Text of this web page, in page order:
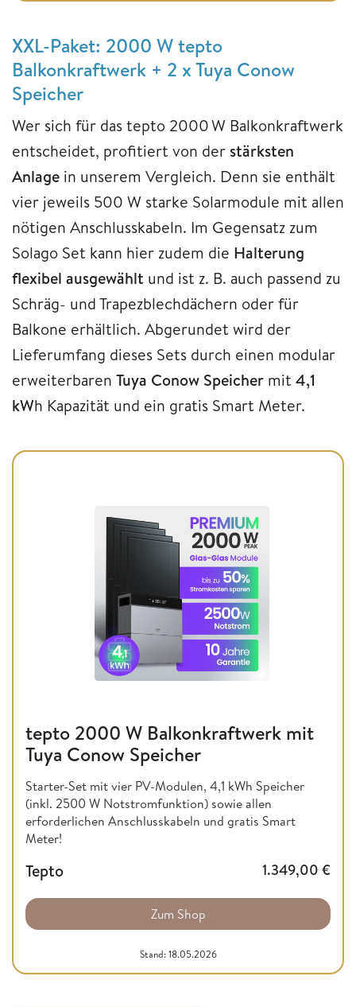
XXL-Paket: 2000 W tepto
Balkonkraftwerk + 2 x Tuya Conow
Speicher
Wer sich für das tepto 2000 W Balkonkraftwerk
entscheidet, profitiert von der stärksten
Anlage in unserem Vergleich. Denn sie enthält
vier jeweils 500 W starke Solarmodule mit allen
nötigen Anschlusskabeln. Im Gegensatz zum
Solago Set kann hier zudem die Halterung
flexibel ausgewählt und ist z. B. auch passend zu
Schräg- und Trapezblechdächern oder für
Balkone erhältlich. Abgerundet wird der
Lieferumfang dieses Sets durch einen modular
erweiterbaren Tuya Conow Speicher mit 4,1
kWh Kapazität und ein gratis Smart Meter.
tepto 2000 W Balkonkraftwerk mit
Tuya Conow Speicher
Starter-Set mit vier PV-Modulen, 4,1 kWh Speicher
(inkl. 2500 W Notstromfunktion) sowie allen
erforderlichen Anschlusskabeln und gratis Smart
Meter!
Tepto 1.349,00 €
Zum Shop
Stand: 18.05.2026